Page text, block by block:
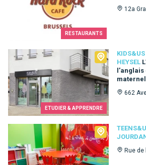
RESTAURANTS
12a
ETUDIER & APPRENDRE
HEYSEL
662
Kids&Us language school - Heysel
Rue
Teens&Us language school Jourdan